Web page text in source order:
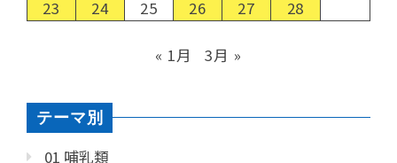
23
24 25 26 27 28
« 1月 3月 »
テーマ別
01 哺乳類